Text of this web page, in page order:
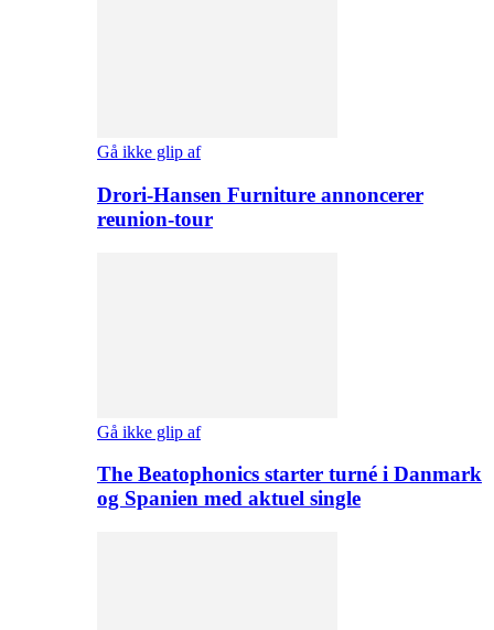
Gå ikke glip af
Drori-Hansen Furniture annoncerer
reunion-tour
Gå ikke glip af
The Beatophonics starter turné i Danmark
og Spanien med aktuel single